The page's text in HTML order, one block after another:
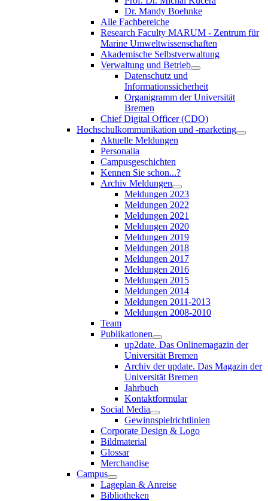
Dr. Mandy Boehnke
Alle Fachbereiche
Research Faculty MARUM - Zentrum für
Marine Umweltwissenschaften
Akademische Selbstverwaltung
Verwaltung und Betrieb
Datenschutz und
Informationssicherheit
Organigramm der Universität
Bremen
Chief Digital Officer (CDO)
Hochschulkommunikation und -marketing
Aktuelle Meldungen
Personalia
Campusgeschichten
Kennen Sie schon...?
Archiv Meldungen
Meldungen 2023
Meldungen 2022
Meldungen 2021
Meldungen 2020
Meldungen 2019
Meldungen 2018
Meldungen 2017
Meldungen 2016
Meldungen 2015
Meldungen 2014
Meldungen 2011-2013
Meldungen 2008-2010
Team
Publikationen
up2date. Das Onlinemagazin der
Universität Bremen
Archiv der update. Das Magazin der
Universität Bremen
Jahrbuch
Kontaktformular
Social Media
Gewinnspielrichtlinien
Corporate Design & Logo
Bildmaterial
Glossar
Merchandise
Campus
Lageplan & Anreise
Bibliotheken